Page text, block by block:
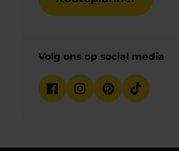
Volg ons op social media